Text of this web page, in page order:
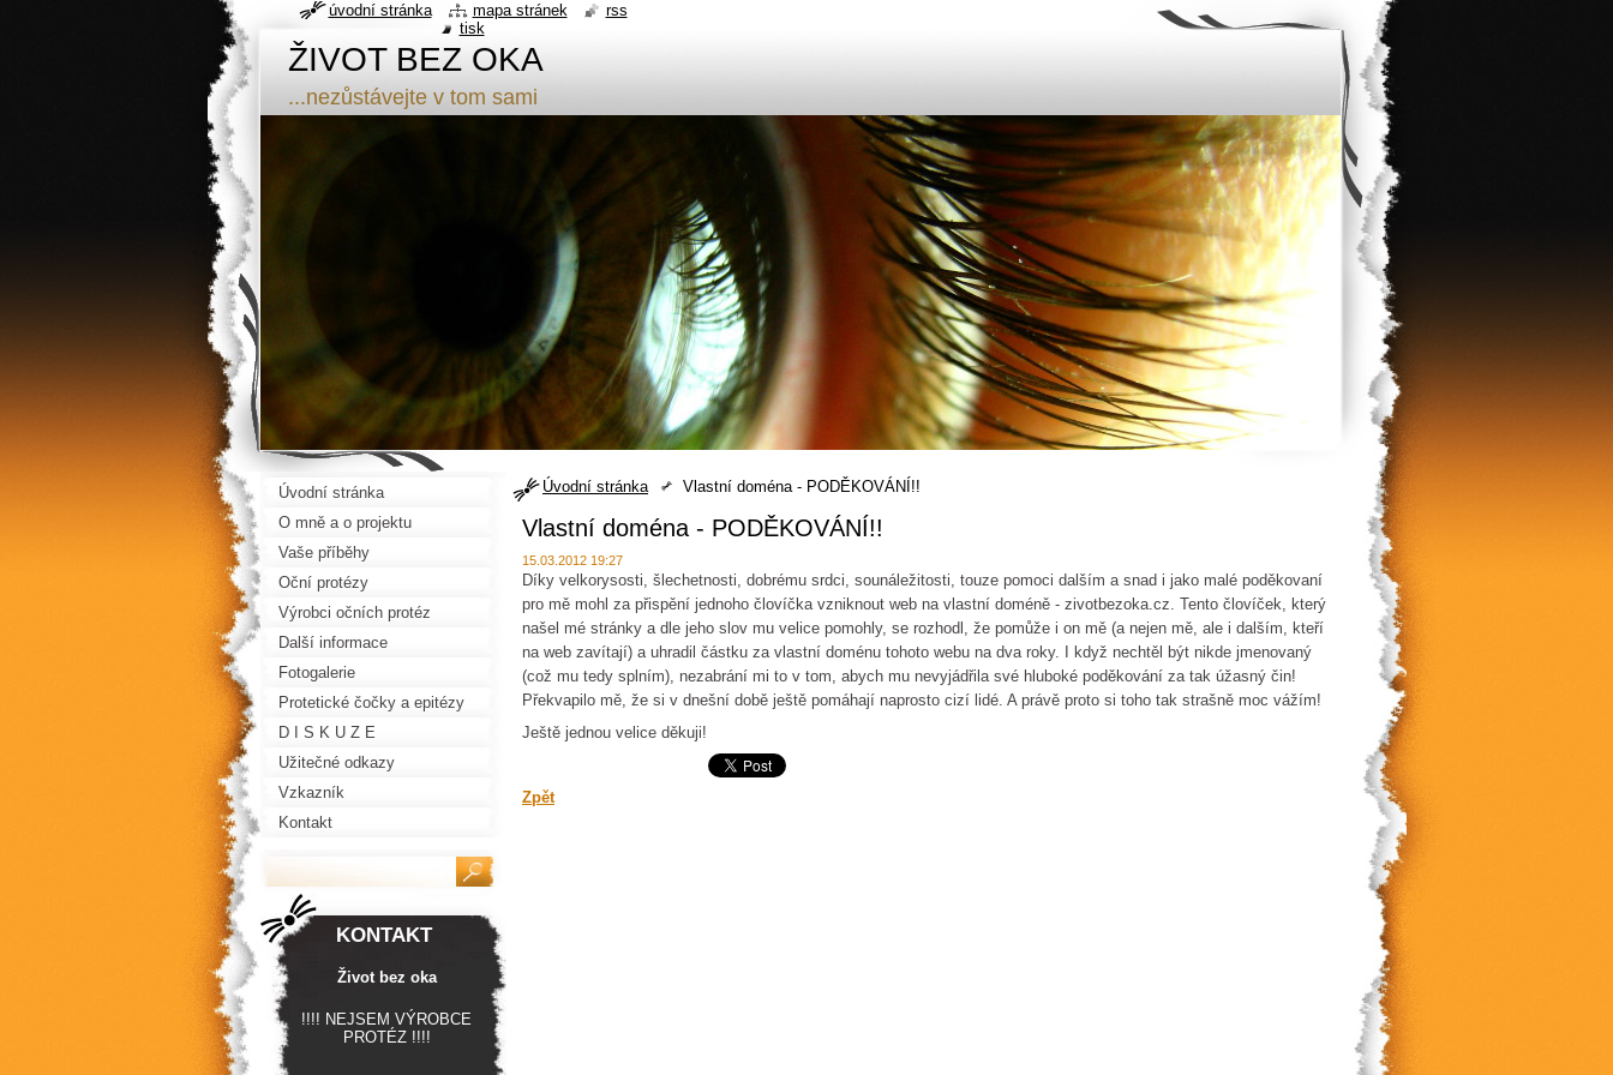
ŽIVOT BEZ OKA
...nezůstávejte v tom sami
Úvodní stránka Vlastní doména - PODĚKOVÁNÍ!!
Vlastní doména - PODĚKOVÁNÍ!!
15.03.2012 19:27
Díky velkorysosti, šlechetnosti, dobrému srdci, sounáležitosti, touze pomoci dalším a snad i jako malé poděkovaní
pro mě mohl za přispění jednoho človíčka vzniknout web na vlastní doméně - zivotbezoka.cz. Tento človíček, který
našel mé stránky a dle jeho slov mu velice pomohly, se rozhodl, že pomůže i on mě (a nejen mě, ale i dalším, kteří
na web zavítají) a uhradil částku za vlastní doménu tohoto webu na dva roky. I když nechtěl být nikde jmenovaný
(což mu tedy splním), nezabrání mi to v tom, abych mu nevyjádřila své hluboké poděkování za tak úžasný čin!
Překvapilo mě, že si v dnešní době ještě pomáhají naprosto cizí lidé. A právě proto si toho tak strašně moc vážím!
Ještě jednou velice děkuji!
Zpět
Úvodní stránka
O mně a o projektu
Vaše příběhy
Oční protézy
Výrobci očních protéz
Další informace
Fotogalerie
Protetické čočky a epitézy
D I S K U Z E
Užitečné odkazy
Vzkazník
Kontakt
KONTAKT
Život bez oka
!!!! NEJSEM VÝROBCE
PROTÉZ !!!!
úvodní stránka mapa stránek
rss
tisk